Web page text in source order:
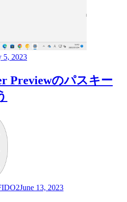
5, 2023
Previewのパスキー
June 13, 2023